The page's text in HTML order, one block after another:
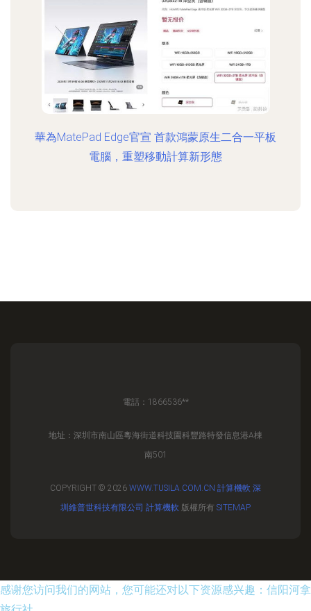
華為MatePad Edge官宣 首款鴻蒙原生二合一平板
電腦，重塑移動計算新形態
電話：1866536**
地址：深圳市南山區粵海街道科技園科豐路特發信息港A棟
南501
COPYRIGHT © 2026 WWW.TUSILA.COM.CN 計算機軟 深
圳維普世科技有限公司 計算機軟 版權所有 SITEMAP
感谢您访问我们的网站，您可能还对以下资源感兴趣：信阳河拿